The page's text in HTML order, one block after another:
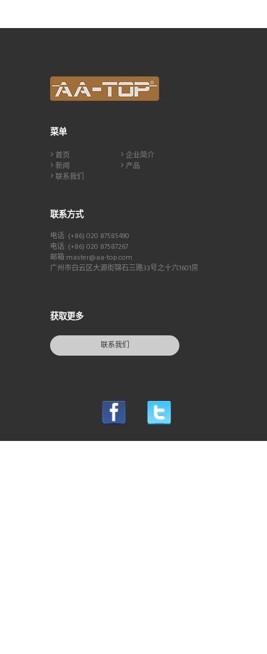
菜单
首页
企业简介
新闻
产品
联系我们
联系方式
电话: (+86) 020 87585490
电话: (+86) 020 87587267
邮箱:master@aa-top.com
广州市白云区大源街锦石三路33号之十六1601房
获取更多
联系我们